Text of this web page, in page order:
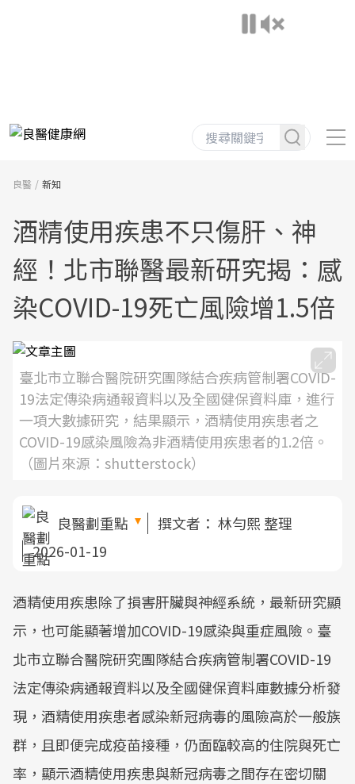
良醫 新知
酒精使用疾患不只傷肝、神
經！北市聯醫最新研究揭：感
染COVID-19死亡風險增1.5倍
臺北市立聯合醫院研究團隊結合疾病管制署COVID-
19法定傳染病通報資料以及全國健保資料庫，進行
一項大數據研究，結果顯示，酒精使用疾患者之
COVID-19感染風險為非酒精使用疾患者的1.2倍。
（圖片來源：shutterstock）
良醫劃重點 撰文者： 林勻熙 整理
2026-01-19
酒精使用疾患除了損害肝臟與神經系統，最新研究顯
示，也可能顯著增加COVID-19感染與重症風險。臺
北市立聯合醫院研究團隊結合疾病管制署COVID-19
法定傳染病通報資料以及全國健保資料庫數據分析發
現，酒精使用疾患者感染新冠病毒的風險高於一般族
群，且即便完成疫苗接種，仍面臨較高的住院與死亡
率，顯示酒精使用疾患與新冠病毒之間存在密切關